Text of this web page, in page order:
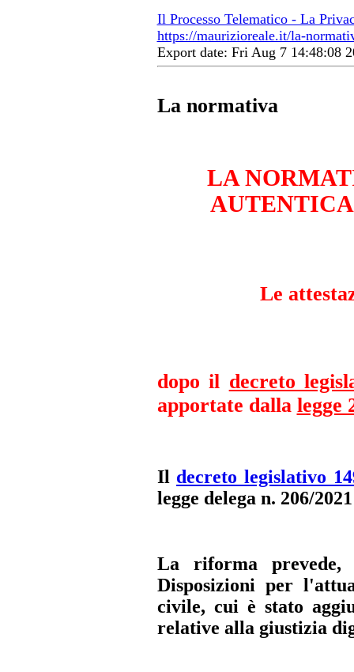
Il Processo Telematico - La
https://maurizioreale.it/la-
Export date: Fri Aug 7 14:48:08
La normativa
LA
Le
dopo il decreto
apportate dalla legge
Il decreto legislativo
legge delega n. 206/
La riforma
Disposizioni per
civile, cui è stato
relative alla giustizia